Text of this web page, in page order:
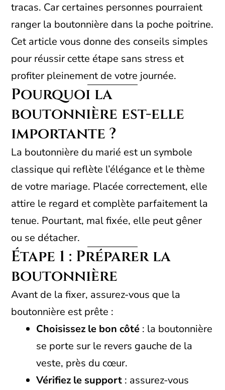
tracas. Car certaines personnes pourraient
ranger la boutonnière dans la poche poitrine.
Cet article vous donne des conseils simples
pour réussir cette étape sans stress et
profiter pleinement de votre journée.
Pourquoi la
boutonnière est-elle
importante ?
La boutonnière du marié est un symbole
classique qui reflète l’élégance et le thème
de votre mariage. Placée correctement, elle
attire le regard et complète parfaitement la
tenue. Pourtant, mal fixée, elle peut gêner
ou se détacher.
Étape 1 : Préparer la
boutonnière
Avant de la fixer, assurez-vous que la
boutonnière est prête :
Choisissez le bon côté : la boutonnière
se porte sur le revers gauche de la
veste, près du cœur.
Vérifiez le support : assurez-vous